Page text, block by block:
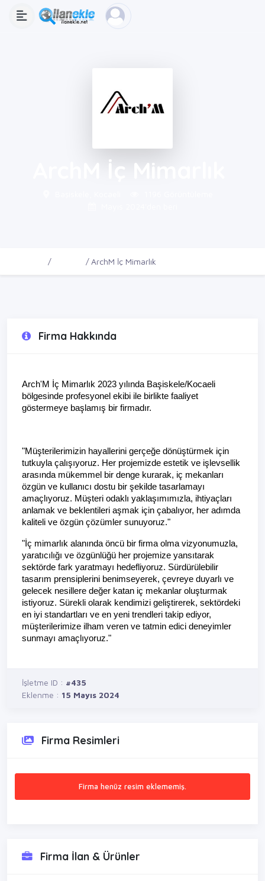
ArchM İç Mimarlık
ArchM İç Mimarlık
Firma Hakkında
Arch'M İç Mimarlık 2023 yılında Başiskele/Kocaeli
bölgesinde profesyonel ekibi ile birlikte faaliyet
göstermeye başlamış bir firmadır.
"Müşterilerimizin hayallerini gerçeğe dönüştürmek için
tutkuyla çalışıyoruz. Her projemizde estetik ve işlevsellik
arasında mükemmel bir denge kurarak, iç mekanları
özgün ve kullanıcı dostu bir şekilde tasarlamayı
amaçlıyoruz. Müşteri odaklı yaklaşımımızla, ihtiyaçları
anlamak ve beklentileri aşmak için çabalıyor, her adımda
kaliteli ve özgün çözümler sunuyoruz."
"İç mimarlık alanında öncü bir firma olma vizyonumuzla,
yaratıcılığı ve özgünlüğü her projemize yansıtarak
sektörde fark yaratmayı hedefliyoruz. Sürdürülebilir
tasarım prensiplerini benimseyerek, çevreye duyarlı ve
gelecek nesillere değer katan iç mekanlar oluşturmak
istiyoruz. Sürekli olarak kendimizi geliştirerek, sektördeki
en iyi standartları ve en yeni trendleri takip ediyor,
müşterilerimize ilham veren ve tatmin edici deneyimler
sunmayı amaçlıyoruz."
İşletme ID : #435
Eklenme : 15 Mayıs 2024
Firma Resimleri
Firma henüz resim eklememiş.
Firma İlan & Ürünler